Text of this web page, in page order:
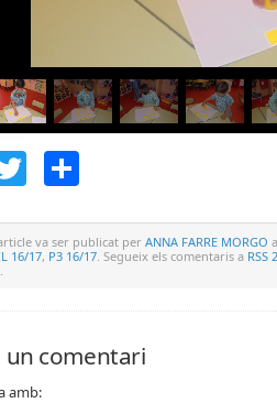
Twitter
va ser publicat perANNA FARRE MORGO
16/17, P3 16/17. Segueix els comentaris a RSS
un comentari
amb: